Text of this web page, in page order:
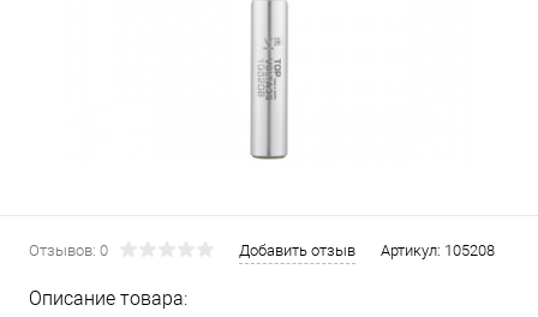
Отзывов: 0 Добавить отзыв Артикул: 105208
Описание товара: